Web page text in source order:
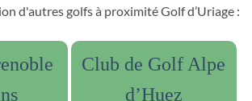
d'autres golfs à proximité Golf d’Uriage :
Club de Golf Alpe
d’Huez